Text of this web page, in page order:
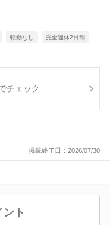
転勤なし 完全週休2日制
チェック
掲載終了日：2026/07/30
ント